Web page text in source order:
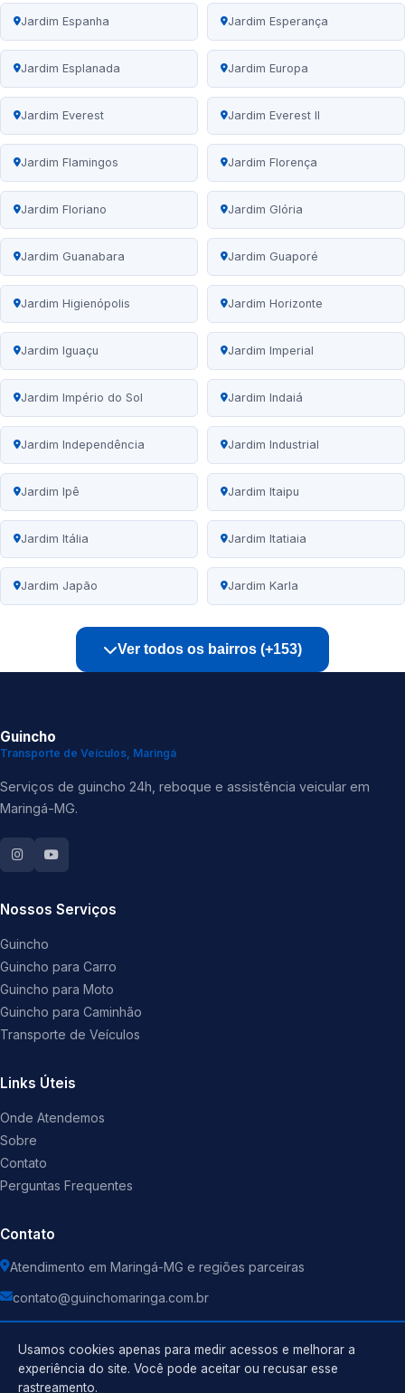
Jardim Espanha Jardim Esperança
Jardim Esplanada Jardim Europa
Jardim Everest Jardim Everest II
Jardim Flamingos Jardim Florença
Jardim Floriano Jardim Glória
Jardim Guanabara Jardim Guaporé
Jardim Higienópolis Jardim Horizonte
Jardim Iguaçu Jardim Imperial
Jardim Império do Sol Jardim Indaiá
Jardim Independência Jardim Industrial
Jardim Ipê Jardim Itaipu
Jardim Itália Jardim Itatiaia
Jardim Japão Jardim Karla
Ver todos os bairros (+153)
Guincho
Transporte de Veículos, Maringá
Serviços de guincho 24h, reboque e assistência veicular em
Maringá-MG.
Nossos Serviços
Guincho
Guincho para Carro
Guincho para Moto
Guincho para Caminhão
Transporte de Veículos
Links Úteis
Onde Atendemos
Sobre
Contato
Perguntas Frequentes
Contato
Atendimento em Maringá-MG e regiões parceiras
contato@guinchomaringa.com.br
Usamos cookies apenas para medir acessos e melhorar a
experiência do site. Você pode aceitar ou recusar esse
rastreamento.